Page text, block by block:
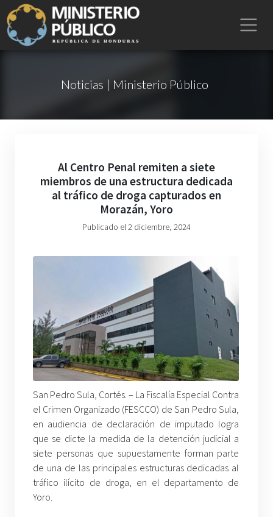
Noticias | Ministerio Público
Al Centro Penal remiten a siete
miembros de una estructura dedicada
al tráfico de droga capturados en
Morazán, Yoro
Publicado el 2 diciembre, 2024
San Pedro Sula, Cortés. – La Fiscalía Especial Contra
el Crimen Organizado (FESCCO) de San Pedro Sula,
en audiencia de declaración de imputado logra
que se dicte la medida de la detención judicial a
siete personas que supuestamente forman parte
de una de las principales estructuras dedicadas al
tráfico ilícito de droga, en el departamento de
Yoro.